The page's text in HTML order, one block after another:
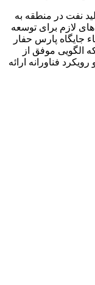
نفت در منطقه به
لازم برای توسعه
جایگاه پارس حفار
الگویی موفق از
فناورانه ارائه